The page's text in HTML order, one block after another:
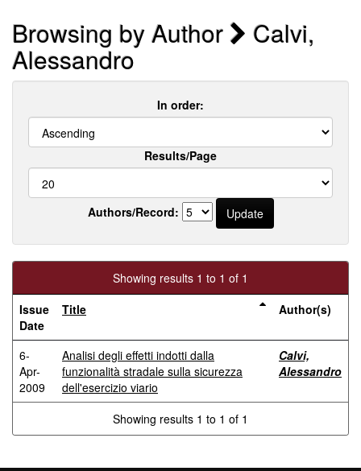
Browsing by Author Calvi,
Alessandro
In order:
Results/Page
Authors/Record:
Showing results 1 to 1 of 1
Issue
Date
Title Author(s)
6-
Apr-
2009
Analisi degli effetti indotti dalla
funzionalità stradale sulla sicurezza
dell'esercizio viario
Calvi,
Alessandro
Showing results 1 to 1 of 1